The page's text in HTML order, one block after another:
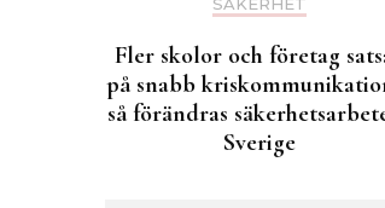
Fler skolor och företag
på snabb
så förändras
Sverige